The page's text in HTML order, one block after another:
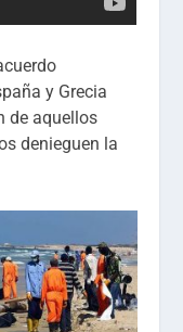
y Grecia
de aquellos
denieguen la